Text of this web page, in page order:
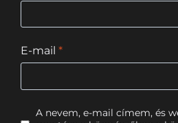
E-mail *
A nevem, e-mail címem, és